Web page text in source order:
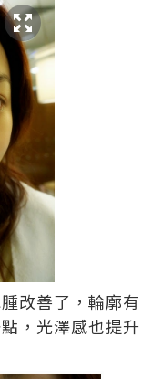
改善了，輪廓有
，光澤感也提升